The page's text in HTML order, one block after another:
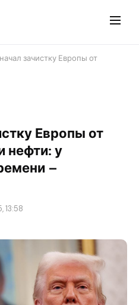
зачистку Европы от
Европы от
нефти: у
–
13:58